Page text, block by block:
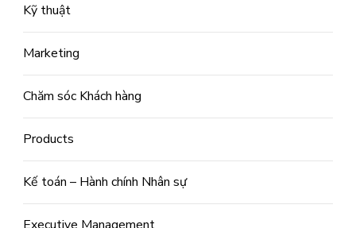
Kỹ thuật
Marketing
Chăm sóc Khách hàng
Products
Kế toán – Hành chính Nhân sự